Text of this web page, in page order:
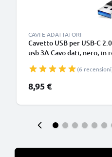
CAVI E ADATTATORI
Cavetto USB per USB-C
usb 3A Cavo dati, nero, in
fotocamera Canon,
connettore tipo C
(6
8,95 €